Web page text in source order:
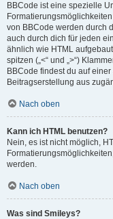
BBCode ist eine spezielle
von BBCode werden durch
auch durch dich für jeden
ähnlich wie HTML
spitzen („<“ und „>“)
BBCode findest du auf
Beitragserstellung aus
Nach oben
Kann ich HTML benutzen?
Nein, es ist nicht möglich,
werden.
Nach oben
Was sind Smileys?